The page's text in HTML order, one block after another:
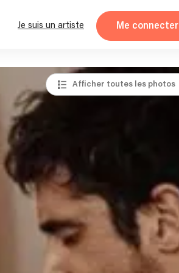
Je suis un artiste Me connecter
Afficher toutes les photos